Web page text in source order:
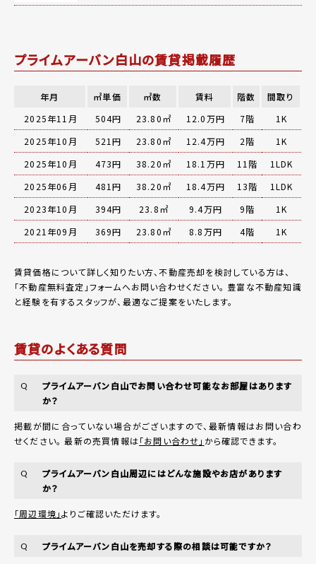
プライムアーバン白山の賃貸掲載履歴
年月 ㎡単価 ㎡数 賃料 階数
間取り
2025年11月
504円 23.80㎡ 12.0万円 7階
1K
2025年10月
521円 23.80㎡ 12.4万円 2階
1K
2025年10月
473円 38.20㎡ 18.1万円 11階
1LDK
2025年06月
481円 38.20㎡ 18.4万円 13階
1LDK
2023年10月
394円 23.8㎡ 9.4万円 9階
1K
2021年09月
369円 23.80㎡ 8.8万円 4階 1K
賃貸価格について詳しく知りたい方、不動産売却を検討している方は、
「不動産無料査定 」フォームへお問い合わせください。 豊富な不動産知識
と経験を有するスタッフが、最適なご提案をいたします。
賃貸のよくある質問
Q
プライムアーバン白山でお問い合わせ可能なお部屋はあります
か？
掲載が間に合っていない場合がございますので、最新情報はお問い合わ
せください。 最新の売買情報は「お問い合わせ」 から確認できます。
Q
プライムアーバン白山周辺にはどんな施設やお店があります
か？
「周辺環境」よりご確認いただけます。
Q プライムアーバン白山を売却する際の相談は可能ですか？